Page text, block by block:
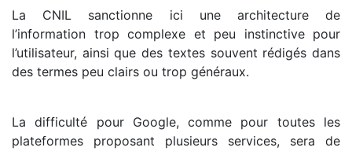
La CNIL sanctionne ici une architecture de
l’information trop complexe et peu instinctive pour
l’utilisateur, ainsi que des textes souvent rédigés dans
des termes peu clairs ou trop généraux.
La difficulté pour Google, comme pour toutes les
plateformes proposant plusieurs services, sera de